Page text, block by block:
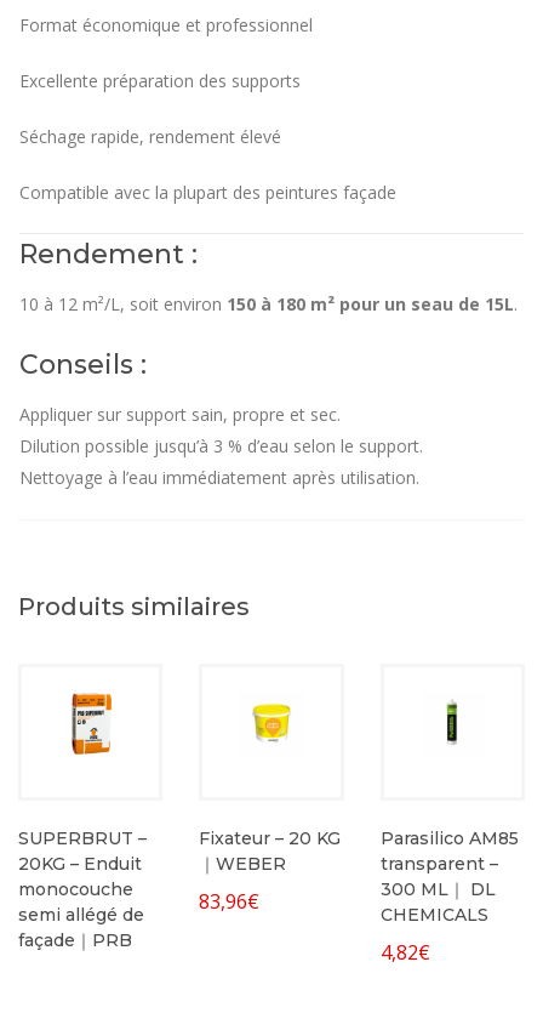
Format économique et professionnel
Excellente préparation des supports
Séchage rapide, rendement élevé
Compatible avec la plupart des peintures façade
Rendement :
10 à 12 m²/L, soit environ 150 à 180 m² pour un seau de 15L.
Conseils :
Appliquer sur support sain, propre et sec.
Dilution possible jusqu’à 3 % d’eau selon le support.
Nettoyage à l’eau immédiatement après utilisation.
Produits similaires
SUPERBRUT –
20KG – Enduit
monocouche
semi allégé de
façade｜PRB
Fixateur – 20 KG
｜WEBER
83,96€
Parasilico AM85
transparent –
300 ML｜ DL
CHEMICALS
4,82€